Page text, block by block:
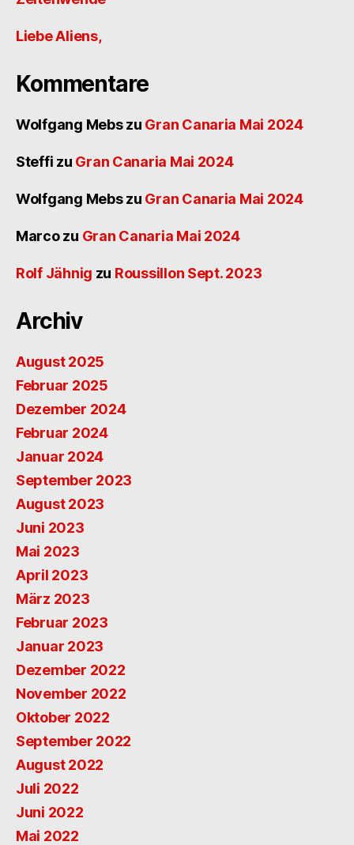
Liebe Aliens,
Kommentare
Wolfgang Mebszu Gran Canaria Mai 2024
Steffi zu Gran Canaria Mai 2024
Wolfgang Mebszu Gran Canaria Mai 2024
Marcozu Gran Canaria Mai 2024
Rolf Jähnig zu Roussillon Sept. 2023
Archiv
August 2025
Februar 2025
Dezember 2024
Februar 2024
Januar 2024
September 2023
August 2023
Juni 2023
Mai 2023
April 2023
März 2023
Februar 2023
Januar 2023
Dezember 2022
November 2022
Oktober 2022
September 2022
August 2022
Juli 2022
Juni 2022
Mai 2022